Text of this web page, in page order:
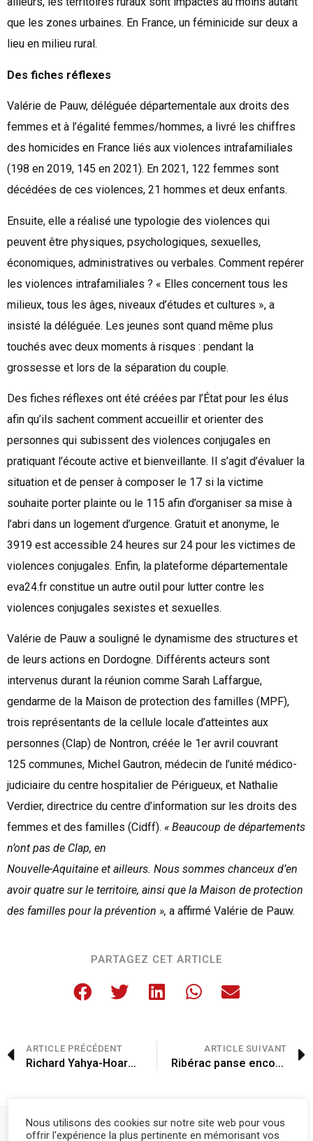
que les zones urbaines. En France, un féminicide sur deux a
lieu en milieu rural.
Des fiches réflexes
Valérie de Pauw, déléguée départementale aux droits des
femmes et à l’égalité femmes/hommes, a livré les chiffres
des homicides en France liés aux violences intrafamiliales
(198 en 2019, 145 en 2021). En 2021, 122 femmes sont
décédées de ces violences, 21 hommes et deux enfants.
Ensuite, elle a réalisé une typologie des violences qui
peuvent être physiques, psychologiques, sexuelles,
économiques, administratives ou verbales. Comment repérer
les violences intrafamiliales ? « Elles concernent tous les
milieux, tous les âges, niveaux d’études et cultures », a
insisté la déléguée. Les jeunes sont quand même plus
touchés avec deux moments à risques : pendant la
grossesse et lors de la séparation du couple.
Des fiches réflexes ont été créées par l’État pour les élus
afin qu’ils sachent comment accueillir et orienter des
personnes qui subissent des violences conjugales en
pratiquant l’écoute active et bienveillante. Il s’agit d’évaluer la
situation et de penser à composer le 17 si la victime
souhaite porter plainte ou le 115 afin d’organiser sa mise à
l’abri dans un logement d’urgence. Gratuit et anonyme, le
3919 est accessible 24 heures sur 24 pour les victimes de
violences conjugales. Enfin, la plateforme départementale
eva24.fr constitue un autre outil pour lutter contre les
violences conjugales sexistes et sexuelles.
Valérie de Pauw a souligné le dynamisme des structures et
de leurs actions en Dordogne. Différents acteurs sont
intervenus durant la réunion comme Sarah Laffargue,
gendarme de la Maison de protection des familles (MPF),
trois représentants de la cellule locale d’atteintes aux
personnes (Clap) de Nontron, créée le 1er avril couvrant
125 communes, Michel Gautron, médecin de l’unité médico-
judiciaire du centre hospitalier de Périgueux, et Nathalie
Verdier, directrice du centre d’information sur les droits des
femmes et des familles (Cidff). « Beaucoup de départements
n’ont pas de Clap, en
Nouvelle-Aquitaine et ailleurs. Nous sommes chanceux d’en
avoir quatre sur le territoire, ainsi que la Maison de protection
des familles pour la prévention », a affirmé Valérie de Pauw.
PARTAGEZ CET ARTICLE
ARTICLE PRÉCÉDENT
Richard Yahya-Hoare, boulanger-paysan, en route vers plus d’autonomie !
ARTICLE SUIVANT
Ribérac panse encore ses plaies
Plus d'articles pour "Actualité"
Nous utilisons des cookies sur notre site web pour vous
offrir l'expérience la plus pertinente en mémorisant vos